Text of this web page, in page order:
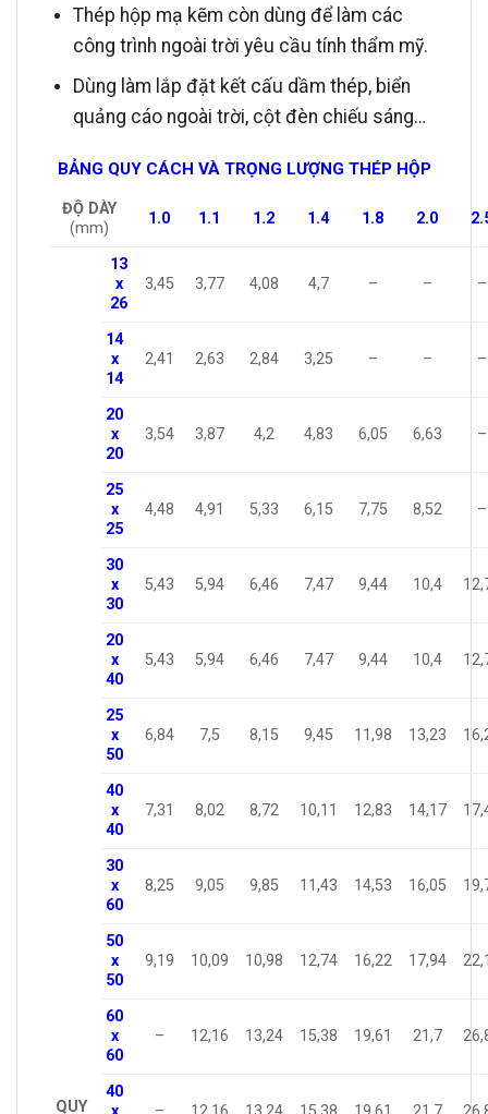
Thép hộp mạ kẽm còn dùng để làm các
công trình ngoài trời yêu cầu tính thẩm mỹ.
Dùng làm lắp đặt kết cấu dầm thép, biển
quảng cáo ngoài trời, cột đèn chiếu sáng…
BẢNG QUY CÁCH VÀ TRỌNG LƯỢNG THÉP HỘP
ĐỘ DÀY
(mm)
1.0 1.1 1.2 1.4 1.8 2.0
QUY
13
x
26
3,45 3,77 4,08 4,7 – – –
14
x
14
2,41 2,63 2,84 3,25 – – –
20
x
20
3,54 3,87 4,2 4,83 6,05 6,63 –
25
x
25
4,48 4,91 5,33 6,15 7,75 8,52 –
30
x
30
5,43 5,94 6,46 7,47 9,44 10,4
20
x
40
5,43 5,94 6,46 7,47 9,44 10,4
25
x
50
6,84 7,5 8,15 9,45 11,98 13,23
40
x
40
7,31 8,02 8,72 10,11 12,83 14,17
30
x
60
8,25 9,05 9,85 11,43 14,53 16,05
50
x
50
9,19 10,09 10,98 12,74 16,22 17,94
60
x
60
– 12,16 13,24 15,38 19,61 21,7
40